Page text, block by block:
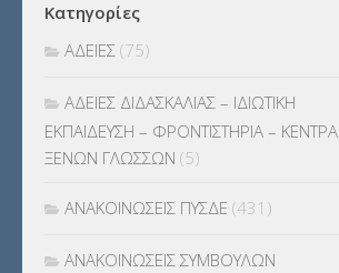
Κατηγορίες
ΑΔΕΙΕΣ (75)
ΑΔΕΙΕΣ ΔΙΔΑΣΚΑΛΙΑΣ – ΙΔΙΩΤΙΚΗ
ΕΚΠΑΙΔΕΥΣΗ – ΦΡΟΝΤΙΣΤΗΡΙΑ – ΚΕΝΤΡΑ
ΞΕΝΩΝ ΓΛΩΣΣΩΝ (5)
ΑΝΑΚΟΙΝΩΣΕΙΣ ΠΥΣΔΕ (431)
ΑΝΑΚΟΙΝΩΣΕΙΣ ΣΥΜΒΟΥΛΩΝ